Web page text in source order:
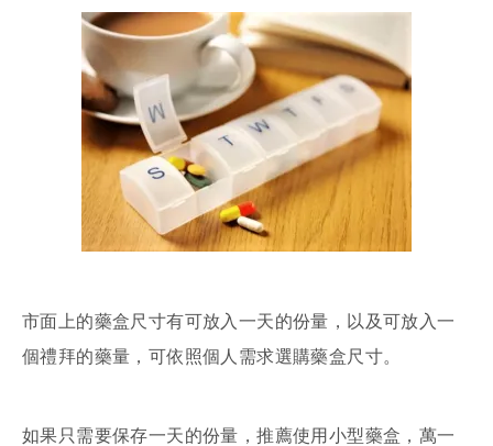
市面上的藥盒尺寸有可放入一天的份量，以及可放入一
個禮拜的藥量，可依照個人需求選購藥盒尺寸。
如果只需要保存一天的份量，推薦使用小型藥盒，萬一